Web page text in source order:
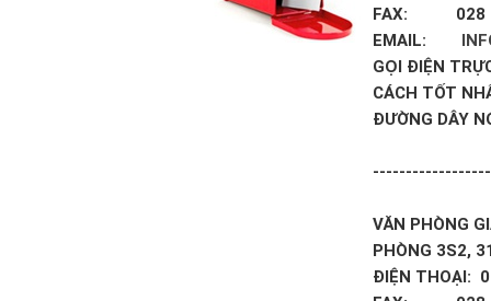
FAX: 028
EMAIL:
GỌI ĐIỆN
CÁCH TỐT
ĐƯỜNG DÂY
VĂN PHÒNG
PHÒNG 3S2,
ĐIỆN THOẠI: